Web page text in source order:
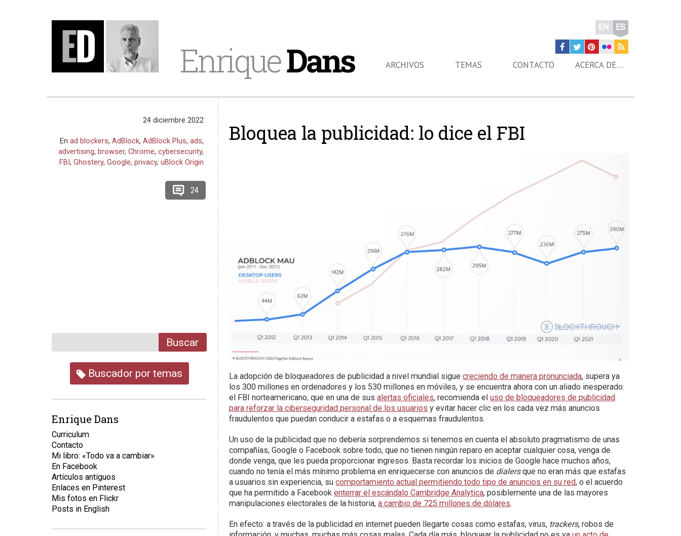
EnriqueDans
EN ES
ARCHIVOS TEMAS CONTACTO ACERCA DE…
Bloquea la publicidad: lo dice el FBI
La adopción de bloqueadores de publicidad a nivel mundial siguecreciendo de manera pronunciada, supera ya
los 300 millones en ordenadores y los 530 millones en móviles, y se encuentra ahora con un aliado inesperado:
el FBI norteamericano, que en una de susalertas oficiales, recomienda eluso de bloqueadores de publicidad
para reforzar la ciberseguridad personal de los usuarios y evitar hacer clic en los cada vez más anuncios
fraudulentos que puedan conducir a estafas o a esquemas fraudulentos.
Un uso de la publicidad que no debería sorprendernos si tenemos en cuenta el absoluto pragmatismo de unas
compañías, Google o Facebook sobre todo, que no tienen ningún reparo en aceptar cualquier cosa, venga de
donde venga, que les pueda proporcionar ingresos. Basta recordar los inicios de Google hace muchos años,
cuando no tenía el más mínimo problema en enriquecerse con anuncios de dialersque no eran más que estafas
a usuarios sin experiencia, sucomportamiento actual permitiendo todo tipo de anuncios en su red, o el acuerdo
que ha permitido a Facebookenterrar el escándalo Cambridge Analytica, posiblemente una de las mayores
manipulaciones electorales de la historia,a cambio de 725 millones de dólares.
En efecto: a través de la publicidad en internet pueden llegarte cosas como estafas, virus, trackers, robos de
24 diciembre 2022
Enad blockers,AdBlock,AdBlock Plus,ads,
advertising,browser,Chrome,cybersecurity,
FBI,Ghostery,Google,privacy,uBlock Origin
24
Buscar
Buscador por temas
Enrique Dans
Curriculum
Contacto
Mi libro: «Todo va a cambiar»
En Facebook
Artículos antiguos
Enlaces en Pinterest
Mis fotos en Flickr
Posts in English